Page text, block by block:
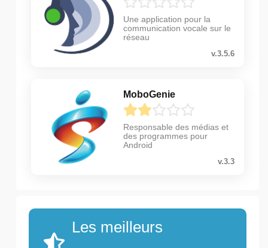
Une application pour la
communication vocale sur le
réseau
v.3.5.6
MoboGenie
Responsable des médias et
des programmes pour
Android
v.3.3
Les meilleurs